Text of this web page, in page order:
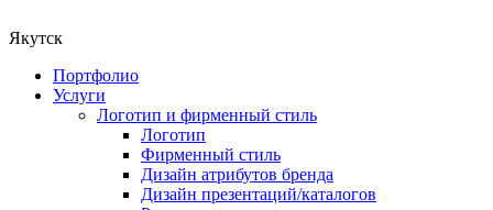
Якутск
Портфолио
Услуги
Логотип и фирменный стиль
Логотип
Фирменный стиль
Дизайн атрибутов бренда
Дизайн презентаций/каталогов